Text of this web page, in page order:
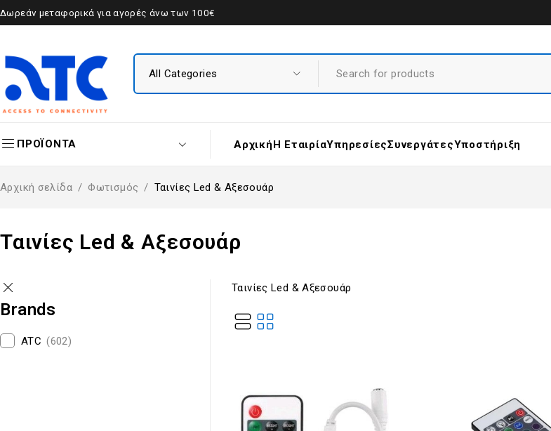
Δωρεάν μεταφορικά για αγορές άνω των 100€
ΠΡΟΪΟΝΤΑ ΑρχικήΗ ΕταιρίαΥπηρεσίεςΣυνεργάτεςΥποστήριξη
Ταινίες Led & Αξεσουάρ
Αρχική σελίδα / Φωτισμός / Ταινίες Led & Αξεσουάρ
Brands
ATC (602)
Ταινίες Led & Αξεσουάρ